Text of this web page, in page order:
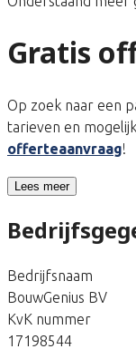
Gratis
Op zoek naar een
tarieven en
offerteaanvraag!
Lees meer
Bedrijfsnaam
BouwGenius BV
KvK nummer
17198544